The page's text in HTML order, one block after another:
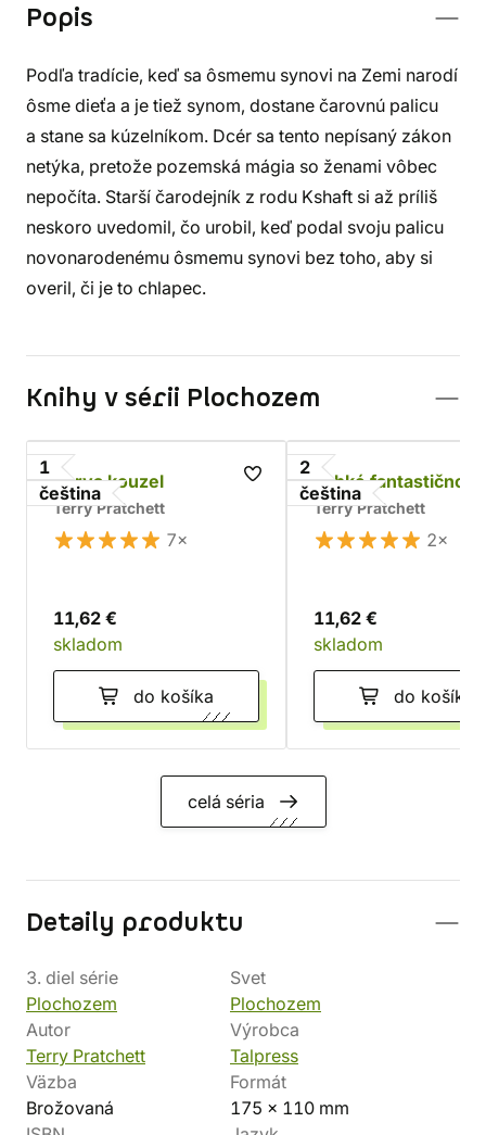
Popis
Podľa tradície, keď sa ôsmemu synovi na Zemi narodí
ôsme dieťa a je tiež synom, dostane čarovnú palicu
a stane sa kúzelníkom. Dcér sa tento nepísaný zákon
netýka, pretože pozemská mágia so ženami vôbec
nepočíta. Starší čarodejník z rodu Kshaft si až príliš
neskoro uvedomil, čo urobil, keď podal svoju palicu
novonarodenému ôsmemu synovi bez toho, aby si
overil, či je to chlapec.
Knihy v sérii Plochozem
1
čeština
Barva kouzel
Terry Pratchett
7×
11,62 €
skladom
do košíka
2
čeština
Lehké fantastično
Terry Pratchett
2×
11,62 €
skladom
do košíka
celá séria
Detaily produktu
3. diel série
Plochozem
Svet
Plochozem
Autor
Terry Pratchett
Výrobca
Talpress
Väzba
Brožovaná
Formát
175 x 110 mm